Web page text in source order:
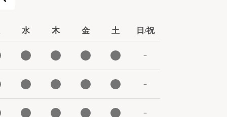
水 木 金 土 日/祝
－
－
－